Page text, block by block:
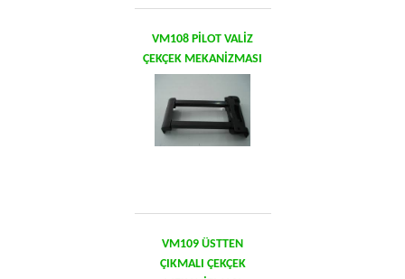
VM108 PİLOT VALİZ
ÇEKÇEK MEKANİZMASI
VM109 ÜSTTEN
ÇIKMALI ÇEKÇEK